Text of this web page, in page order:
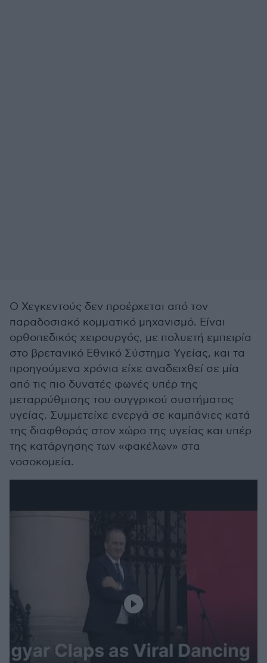
Ο Χεγκεντούς δεν προέρχεται από τον
παραδοσιακό κομματικό μηχανισμό. Είναι
ορθοπεδικός χειρουργός, με πολυετή εμπειρία
στο βρετανικό Εθνικό Σύστημα Υγείας, και τα
προηγούμενα χρόνια είχε αναδειχθεί σε μία
από τις πιο δυνατές φωνές υπέρ της
μεταρρύθμισης του ουγγρικού συστήματος
υγείας. Συμμετείχε ενεργά σε καμπάνιες κατά
της διαφθοράς στον χώρο της υγείας και υπέρ
της κατάργησης των «φακέλων» στα
νοσοκομεία.